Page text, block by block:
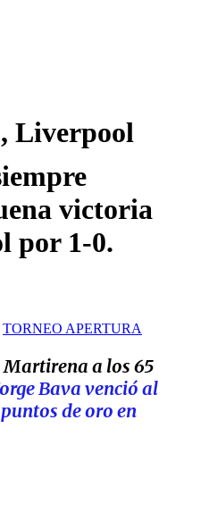
Liverpool
victoria
por 1-0.
TORNEO APERTURA
Martirena a los 65
Bava venció al
de oro en